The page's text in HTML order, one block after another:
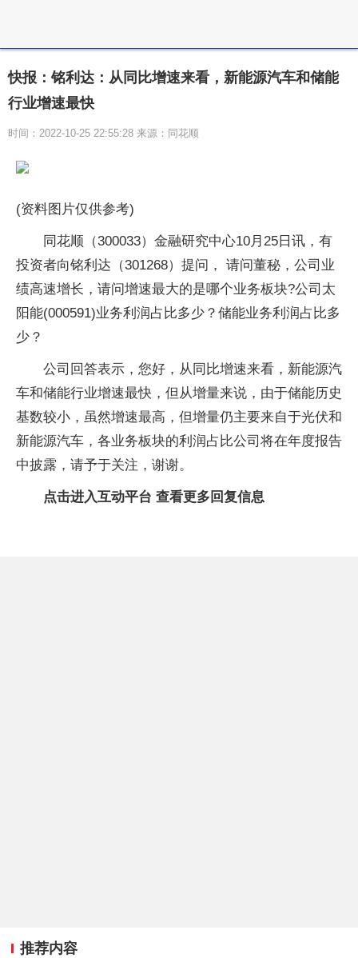
快报：铭利达：从同比增速来看，新能源汽车和储能
行业增速最快
时间：2022-10-25 22:55:28 来源：同花顺
(资料图片仅供参考)
同花顺（300033）金融研究中心10月25日讯，有
投资者向铭利达（301268）提问， 请问董秘，公司业
绩高速增长，请问增速最大的是哪个业务板块?公司太
阳能(000591)业务利润占比多少？储能业务利润占比多
少？
公司回答表示，您好，从同比增速来看，新能源汽
车和储能行业增速最快，但从增量来说，由于储能历史
基数较小，虽然增速最高，但增量仍主要来自于光伏和
新能源汽车，各业务板块的利润占比公司将在年度报告
中披露，请予于关注，谢谢。
点击进入互动平台 查看更多回复信息
推荐内容